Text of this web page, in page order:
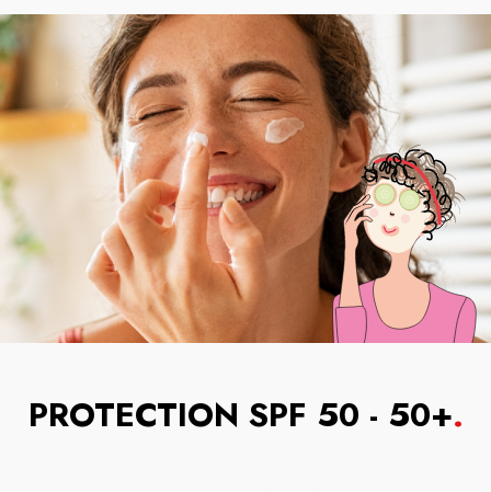
PROTECTION SPF 50 - 50+.